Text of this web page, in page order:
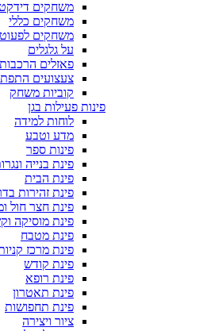
משחקים
משחקים כללי
משחקים
על גלגלים
פאזלים הרכבות
צעצועים
קוביות משחק
פינות פעילות בגן
לוחות למידה
מדע וטבע
פינות ספר
פינת בנייה
פינת הבית
פינת זהירות
פינת חצר חול
פינת מוסיקה
פינת מטבח
פינת מרכז
פינת קודש
פינת רופא
פינת תאטרון
פינת תחפושות
ציור ויצירה